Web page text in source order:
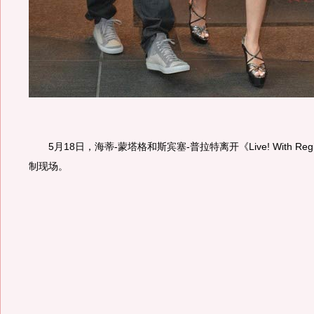
5月18日，海蒂-蒙塔格和斯宾塞-普拉特离开《Live! With
制现场。